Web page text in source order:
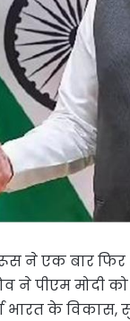
ने एक बार फिर
ने पीएम मोदी
के विकास,